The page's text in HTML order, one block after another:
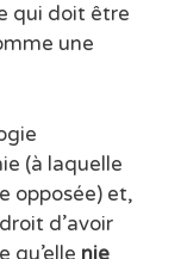
qui doit être
une
(à laquelle
opposée) et,
d’avoir
qu’elle nie